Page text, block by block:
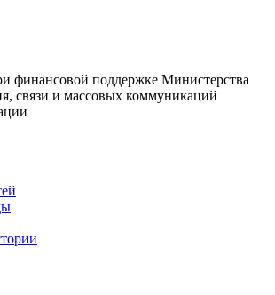
финансовой поддержке Министерства
связи и массовых коммуникаций